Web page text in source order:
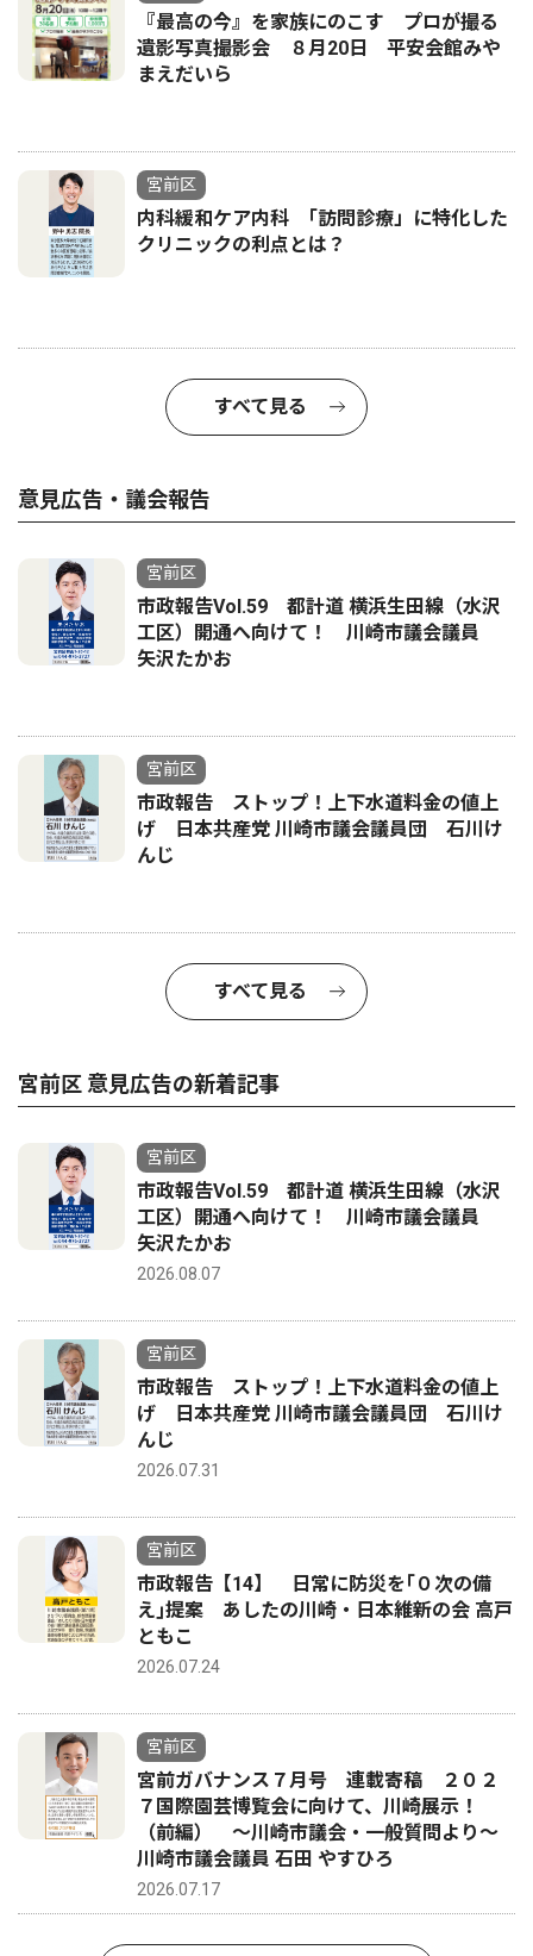
『最高の今』を家族にのこす プロが撮る
遺影写真撮影会 ８月20日 平安会館みや
まえだいら
宮前区
内科緩和ケア内科 ｢訪問診療」に特化した
クリニックの利点とは？
すべて見る
意見広告・議会報告
宮前区
市政報告Vol.59 都計道 横浜生田線（水沢
工区）開通へ向けて！ 川崎市議会議員
矢沢たかお
宮前区
市政報告 ストップ！上下水道料金の値上
げ 日本共産党 川崎市議会議員団 石川け
んじ
すべて見る
宮前区 意見広告の新着記事
宮前区
市政報告Vol.59 都計道 横浜生田線（水沢
工区）開通へ向けて！ 川崎市議会議員
矢沢たかお
2026.08.07
宮前区
市政報告 ストップ！上下水道料金の値上
げ 日本共産党 川崎市議会議員団 石川け
んじ
2026.07.31
宮前区
市政報告【14】 日常に防災を｢０次の備
え｣提案 あしたの川崎・日本維新の会 高戸
ともこ
2026.07.24
宮前区
宮前ガバナンス７月号 連載寄稿 ２０２
７国際園芸博覧会に向けて、川崎展示！
（前編） 〜川崎市議会・一般質問より〜
川崎市議会議員 石田 やすひろ
2026.07.17